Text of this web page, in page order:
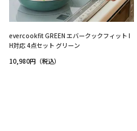
evercookfit GREEN エバークックフィット I
H対応 4点セット グリーン
10,980円（税込）